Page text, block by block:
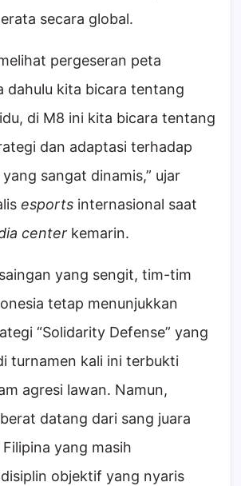
secara global.
pergeseran peta
dahulu kita bicara tentang
di M8 ini kita bicara tentang
dan adaptasi terhadap
sangat dinamis,” ujar
esports internasional saat
center kemarin.
yang sengit, tim-tim
tetap menunjukkan
“Solidarity Defense” yang
turnamen kali ini terbukti
agresi lawan. Namun,
datang dari sang juara
yang masih
objektif yang nyaris